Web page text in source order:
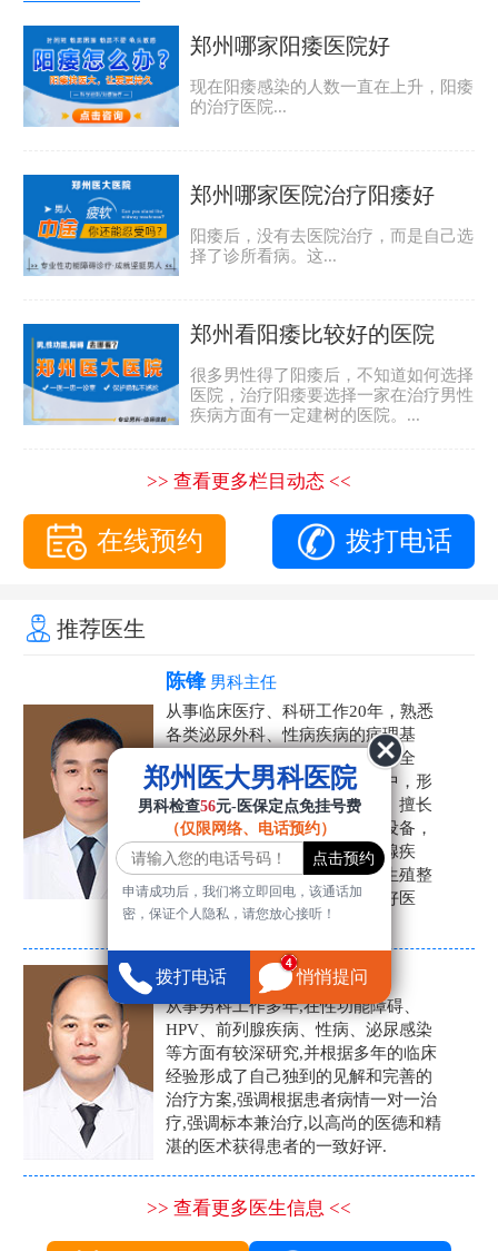
郑州哪家阳痿医院好
现在阳痿感染的人数一直在上升，阳痿
的治疗医院...
郑州哪家医院治疗阳痿好
阳痿后，没有去医院治疗，而是自己选
择了诊所看病。这...
郑州看阳痿比较好的医院
很多男性得了阳痿后，不知道如何选择
医院，治疗阳痿要选择一家在治疗男性
疾病方面有一定建树的医院。...
>> 查看更多栏目动态 <<
在线预约 拨打电话
推荐医生
陈锋 男科主任
从事临床医疗、科研工作20年，熟悉
各类泌尿外科、性病疾病的病理基
础，诊断治疗和临床操作，技术全
面。在男科疾病的诊断和诊疗中，形
成了一套独具特色的诊疗方案。擅长
运用国内外先进的医学技术和设备，
科学诊疗各类阳痿早泄、前列腺疾
病、射精障碍、性病、HPV、生殖整
形等疾病，是患者非常信赖的好医
生。
张营富
男科主任
从事男科工作多年,在性功能障碍、
HPV、前列腺疾病、性病、泌尿感染
等方面有较深研究,并根据多年的临床
经验形成了自己独到的见解和完善的
治疗方案,强调根据患者病情一对一治
疗,强调标本兼治疗,以高尚的医德和精
湛的医术获得患者的一致好评.
>> 查看更多医生信息 <<
郑州医大男科医院
男科检查56元-医保定点免挂号费
（仅限网络、电话预约）
申请成功后，我们将立即回电，该通话加
密，保证个人隐私，请您放心接听！
拨打电话 悄悄提问